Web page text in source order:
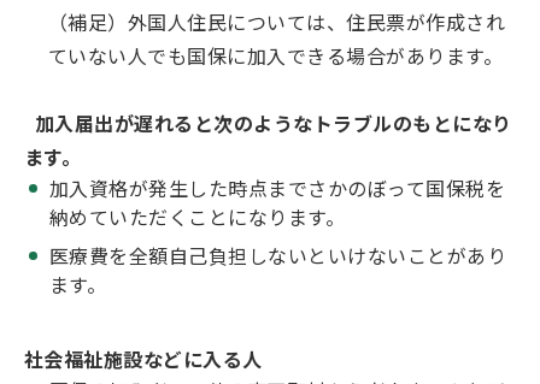
（補足）外国人住民については、住民票が作成され
ていない人でも国保に加入できる場合があります。
加入届出が遅れると次のようなトラブルのもとになり
ます。
加入資格が発生した時点までさかのぼって国保税を
納めていただくことになります。
医療費を全額自己負担しないといけないことがあり
ます。
社会福祉施設などに入る人